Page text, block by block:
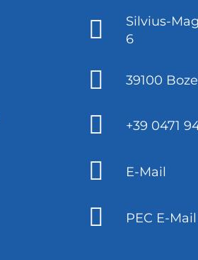
Silvius-
6
39100
+39 0471
E-Mail
PEC E-Mail